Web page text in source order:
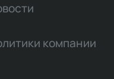
компании